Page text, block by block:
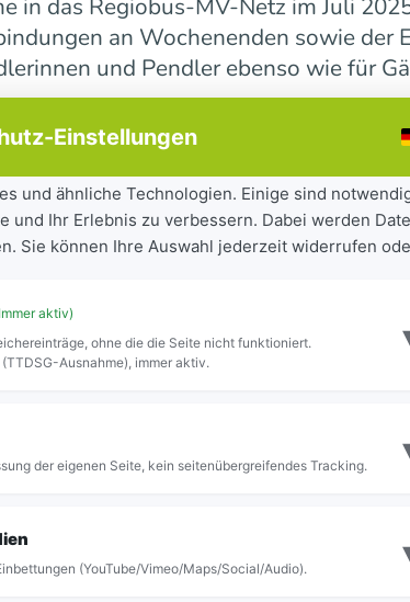
in das Regiobus-MV-Netz im Juli
an Wochenenden sowie der
und Pendler ebenso wie für
weiter
seit 2023 laufenden
und Gemeinden besser
und Bürger sowie
Regiobuslinien. Die neuen MV-
vor allem die Bezeichnung
Die neuen Liniennummern werden
sein.
Einstellungen
und ähnliche Technologien. Einige sind
und Ihr Erlebnis zu verbessern. Dabei werden
Sie können Ihre Auswahl jederzeit widerrufen
aktiv)
ohne die die Seite nicht funktioniert.
Ausnahme), immer aktiv.
der eigenen Seite, kein seitenübergreifendes Tracking.
(YouTube/Vimeo/Maps/Social/Audio).